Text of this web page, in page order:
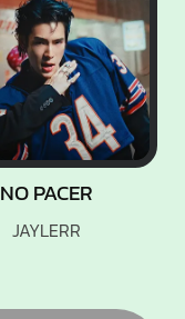
NO PACER
JAYLERR